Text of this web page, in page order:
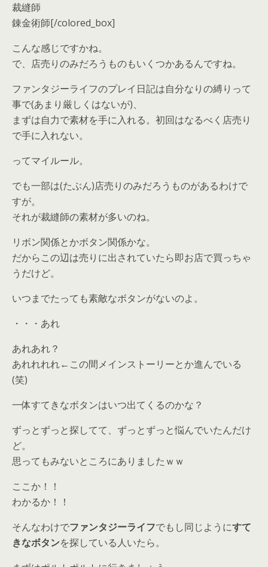
裁縫師
錬金術師[/colored_box]
こんな感じですかね。
で、店売りのみだろうものもいくつかあるんですね。
ファンタジーライフのプレイ日記は自分なりの縛りって
事で(あまり厳しくはないが)、
まずは自力で素材を手に入れる。初回はなるべく店売り
で手に入れない。
ってマイルール。
でも一部は(たぶん)店売りのみだろうものがあるわけで
すが。
それが裁縫師の素材が多いのね。
リボン関係とかボタン関係かな。
だからこの辺は売りに出されていたら即お店で買っちゃ
うだけど。
いつまでたっても素敵なボタンがないのよ。
・・・あれ
あれあれ？
あれれれれ←この間メインストーリーとか進んでいる
(笑)
一体すてきなボタンはいつ出てくるのかな？
ずっとずっと探してて、ずっとずっと悩んでいたんだけ
ど。
思ってもみないところにありましたｗｗ
ここか！！
わかるか！！
そんなわけでファンタジーライフでもし同じようにすて
きなボタンを探している人いたら。